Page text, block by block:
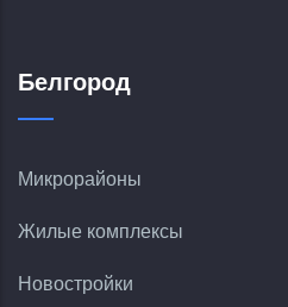
Белгород
Микрорайоны
Жилые комплексы
Новостройки